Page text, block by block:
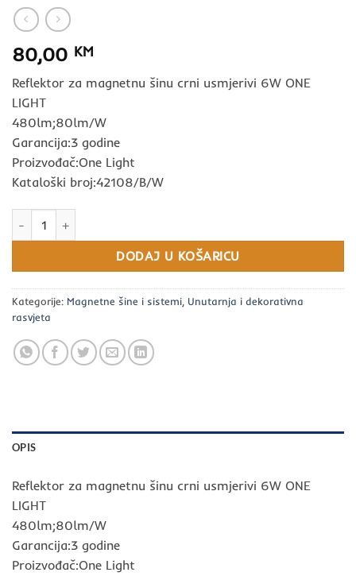
80,00 KM
Reflektor za magnetnu šinu crni usmjerivi 6W ONE
LIGHT
480lm;80lm/W
Garancija:3 godine
Proizvođač:One Light
Kataloški broj:42108/B/W
DODAJ U KOŠARICU
Kategorije: Magnetne šine i sistemi, Unutarnja i dekorativna
rasvjeta
OPIS
Reflektor za magnetnu šinu crni usmjerivi 6W ONE
LIGHT
480lm;80lm/W
Garancija:3 godine
Proizvođač:One Light